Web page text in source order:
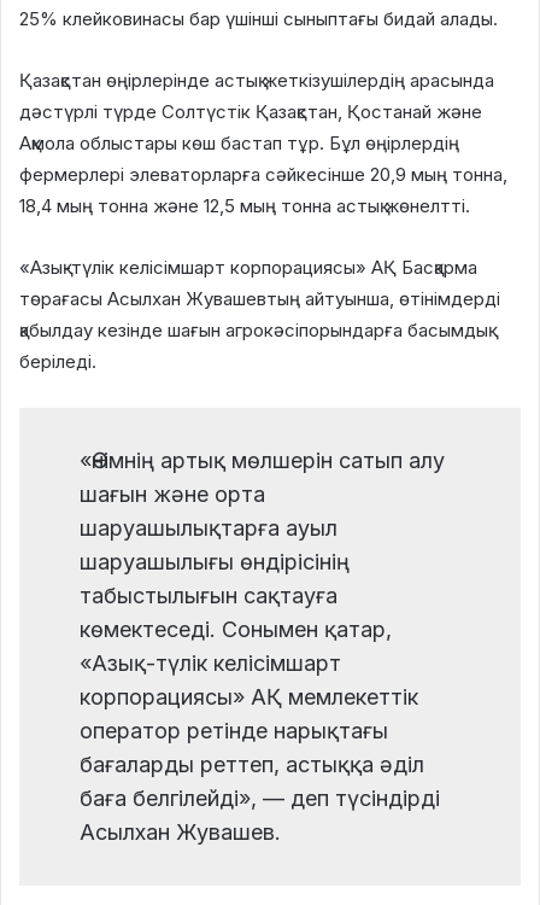
25% клейковинасы бар үшінші сыныптағы бидай алады.
Қазақстан өңірлерінде астық жеткізушілердің арасында
дәстүрлі түрде Солтүстік Қазақстан, Қостанай және
Ақмола облыстары көш бастап тұр. Бұл өңірлердің
фермерлері элеваторларға сәйкесінше 20,9 мың тонна,
18,4 мың тонна және 12,5 мың тонна астық жөнелтті.
«Азық-түлік келісімшарт корпорациясы» АҚ Басқарма
төрағасы Асылхан Жувашевтың айтуынша, өтінімдерді
қабылдау кезінде шағын агрокәсіпорындарға басымдық
беріледі.
«Өнімнің артық мөлшерін сатып алу
шағын және орта
шаруашылықтарға ауыл
шаруашылығы өндірісінің
табыстылығын сақтауға
көмектеседі. Сонымен қатар,
«Азық-түлік келісімшарт
корпорациясы» АҚ мемлекеттік
оператор ретінде нарықтағы
бағаларды реттеп, астыққа әділ
баға белгілейді», — деп түсіндірді
Асылхан Жувашев.